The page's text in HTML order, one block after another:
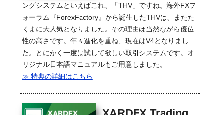
ングシステムといえばこれ、「THV」ですね。海外FXフ
ォーラム『ForexFactory』から誕生したTHVは、またた
くまに大人気となりました。その理由は当然ながら優位
性の高さです。年々進化を重ね、現在はV4となりまし
た。とにかく一度は試して欲しい取引システムです。オ
リジナル日本語マニュアルもご用意しました。
≫ 特典の詳細はこちら